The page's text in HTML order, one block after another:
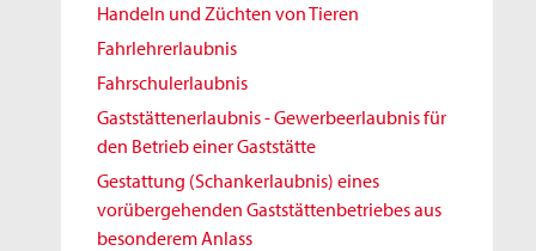
Handeln und Züchten von Tieren
Fahrlehrerlaubnis
Fahrschulerlaubnis
Gaststättenerlaubnis - Gewerbeerlaubnis für
den Betrieb einer Gaststätte
Gestattung (Schankerlaubnis) eines
vorübergehenden Gaststättenbetriebes aus
besonderem Anlass